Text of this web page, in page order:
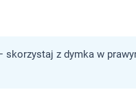
skorzystaj z dymka w